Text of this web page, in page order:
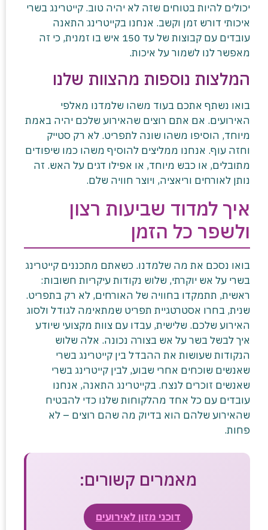
יכולים להיות בטוחים שזה לא יהיה טוב. קייטרינג בשרי
איכותי דורש זמן וקשב. אנחנו בקייטרינג התאנה
עובדים עם קבוצות של עד 150 איש בו זמנית, כי זה
מאפשר לנו לשמור על איכות.
המלצות נוספות מהצוות שלנו
בואו נשתף אתכם בעוד משהו שלמדנו מאלפי
האירועים. אם אתם רוצים שהאירוע שלכם יהיה באמת
מיוחד, הוסיפו משהו שונה לתפריט. לא רק סטייק
וחזה עוף. אנחנו ממליצים להוסיף משהו כמו שיפודים
מתובלים, או כבש מיוחד, או אפילו דגים על האש. זה
נותן לאורחים וריאציה, ויוצר חוויה שלם.
איך למדוד שביעות רצון
ולשפר כל הזמן
בואו נסכם את מה שלמדנו. כשאתם מתכננים קייטרינג
בשרי על אש יוקרתי, שלוש נקודות עיקריות חשובות:
ראשית, תתמקדו בחוויה של האורחים, לא רק בתפריט.
שנית, בחרו אסטרטגיית תפריט שמתאימה לגודל ולסוג
האירוע שלכם. שלישית, עבדו עם צוות מקצועי שיודע
איך לבשל בשר על אש בצורה נכונה. אלה שלוש
הנקודות שעושות את ההבדל בין קייטרינג בשרי
שאנשים שוכחים אחרי שבוע, לבין קייטרינג בשרי
שאנשים זוכרים לנצח. בקייטרינג התאנה, אנחנו
עובדים עם כל אחד מהלקוחות שלנו כדי להבטיח
שהאירוע שלהם הוא בדיוק מה שהם רוצים – לא
פחות.
מאמרים קשורים:
דוכני מזון לאירועים